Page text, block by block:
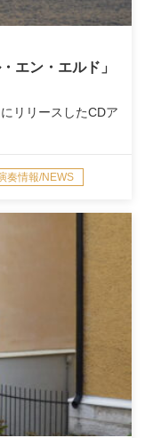
エン・エルド」
リリースしたCDア
奏情報/NEWS